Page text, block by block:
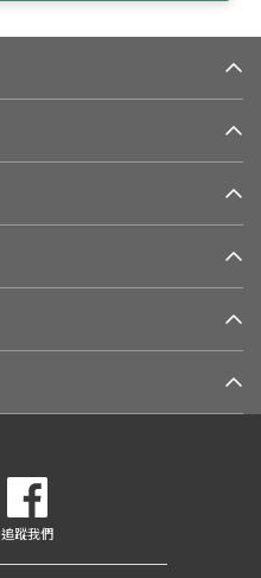
追蹤我們